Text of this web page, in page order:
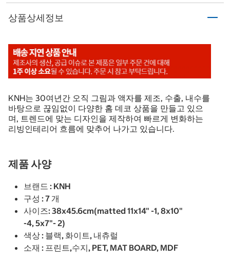
상품상세정보
KNH는 30여년간 오직 그림과 액자를 제조, 수출, 내수를
바탕으로 끊임없이 다양한 홈 데코 상품을 만들고 있으
며, 트렌드에 맞는 디자인을 제작하여 빠르게 변화하는
리빙인테리어 흐름에 맞추어 나가고 있습니다.
제품 사양
브랜드 : KNH
구성 : 7 개
사이즈: 38x45.6cm(matted 11x14" -1, 8x10"
-4, 5x7"- 2)
색상 : 블랙, 화이트, 내츄럴
소재 : 프린트,수지, PET, MAT BOARD, MDF